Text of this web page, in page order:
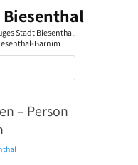
Stadt Biesenthal.
Barnim
– Person